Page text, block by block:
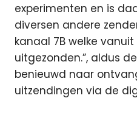
experimenten en is
diversen andere
kanaal 7B welke
uitgezonden.”, aldus
benieuwd naar
uitzendingen via de